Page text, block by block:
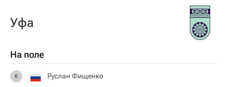
Уфа
На поле
6 Руслан Фищенко